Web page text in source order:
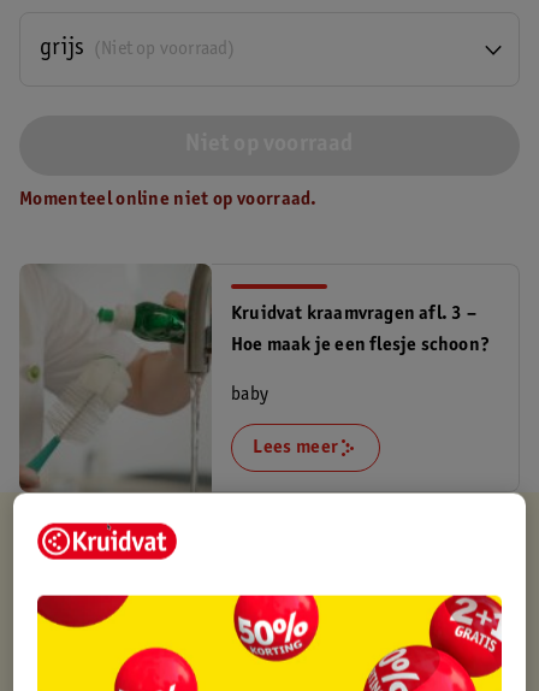
(Niet op voorraad)
grijs
Momenteel online niet op voorraad.
Kruidvat kraamvragen afl. 3 –
Hoe maak je een flesje schoon?
baby
Lees meer
Verkocht en verstuurd door
Binnen 1 werkdag verstuurd
Gratis thuisbezorgd
Gratis retourneren via verkooppartner.